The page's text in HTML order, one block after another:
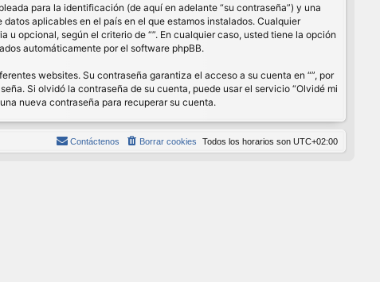
para la identificación (de aquí en adelante “su contraseña”) y una
aplicables en el país en el que estamos instalados. Cualquier
opcional, según el criterio de “”. En cualquier caso, usted tiene la opción
automáticamente por el software phpBB.
websites. Su contraseña garantiza el acceso a su cuenta en “”, por
Si olvidó la contraseña de su cuenta, puede usar el servicio “Olvidé mi
nueva contraseña para recuperar su cuenta.
Todos los horarios son UTC+02:00
Borrar cookies
Contáctenos